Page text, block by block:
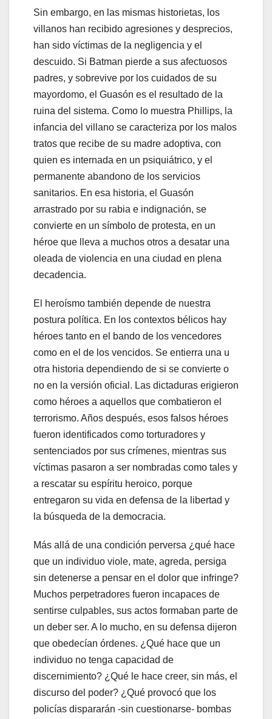
Sin embargo, en las mismas historietas, los
villanos han recibido agresiones y desprecios,
han sido víctimas de la negligencia y el
descuido. Si Batman pierde a sus afectuosos
padres, y sobrevive por los cuidados de su
mayordomo, el Guasón es el resultado de la
ruina del sistema. Como lo muestra Phillips, la
infancia del villano se caracteriza por los malos
tratos que recibe de su madre adoptiva, con
quien es internada en un psiquiátrico, y el
permanente abandono de los servicios
sanitarios. En esa historia, el Guasón
arrastrado por su rabia e indignación, se
convierte en un símbolo de protesta, en un
héroe que lleva a muchos otros a desatar una
oleada de violencia en una ciudad en plena
decadencia.
El heroísmo también depende de nuestra
postura política. En los contextos bélicos hay
héroes tanto en el bando de los vencedores
como en el de los vencidos. Se entierra una u
otra historia dependiendo de si se convierte o
no en la versión oficial. Las dictaduras erigieron
como héroes a aquellos que combatieron el
terrorismo. Años después, esos falsos héroes
fueron identificados como torturadores y
sentenciados por sus crímenes, mientras sus
víctimas pasaron a ser nombradas como tales y
a rescatar su espíritu heroico, porque
entregaron su vida en defensa de la libertad y
la búsqueda de la democracia.
Más allá de una condición perversa ¿qué hace
que un individuo viole, mate, agreda, persiga
sin detenerse a pensar en el dolor que infringe?
Muchos perpetradores fueron incapaces de
sentirse culpables, sus actos formaban parte de
un deber ser. A lo mucho, en su defensa dijeron
que obedecían órdenes. ¿Qué hace que un
individuo no tenga capacidad de
discernimiento? ¿Qué le hace creer, sin más, el
discurso del poder? ¿Qué provocó que los
policías dispararán -sin cuestionarse- bombas